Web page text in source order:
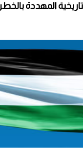
المهددة بالخطر